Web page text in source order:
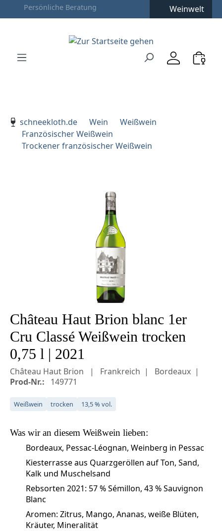
Zum Hauptinhalt springen
Zur Hauptnavigation springen
Weinwelt
schneekloth.de
Wein
Weißwein
Französischer Weißwein
Trockener französischer Weißwein
Bildergalerie überspringen
Château Haut Brion blanc 1er
Cru Classé Weißwein trocken
0,75 l | 2021
Château Haut Brion Frankreich
Bordeaux
Prod-Nr.:
149771
Weißwein trocken 13,5 % vol.
Was wir an diesem Weißwein lieben:
Bordeaux, Pessac-Léognan, Weinberg in Pessac
Kiesterrasse aus Quarzgeröllen auf Ton, Sand,
Kalk und Muschelsand
Rebsorten 2021: 57 % Sémillon, 43 % Sauvignon
Blanc
Aromen: Zitrus, Mango, Ananas, weiße Blüten,
Kräuter, Mineralität